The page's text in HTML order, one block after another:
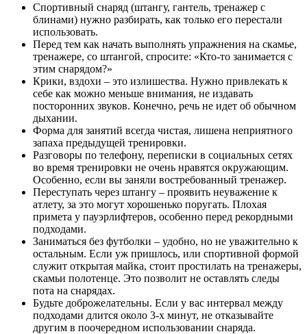
Спортивный снаряд (штангу, гантель, тренажер с
блинами) нужно разбирать, как только его перестали
использовать.
Перед тем как начать выполнять упражнения на скамье,
тренажере, со штангой, спросите: «Кто-то занимается с
этим снарядом?»
Крики, вздохи – это излишества. Нужно привлекать к
себе как можно меньше внимания, не издавать
посторонних звуков. Конечно, речь не идет об обычном
дыхании.
Форма для занятий всегда чистая, лишена неприятного
запаха предыдущей тренировки.
Разговоры по телефону, переписки в социальных сетях
во время тренировки не очень нравятся окружающим.
Особенно, если вы заняли востребованный тренажер.
Переступать через штангу – проявить неуважение к
атлету, за это могут хорошенько поругать. Плохая
примета у пауэрлифтеров, особенно перед рекордными
подходами.
Заниматься без футболки – удобно, но не уважительно к
остальным. Если уж пришлось, или спортивной формой
служит открытая майка, стоит простилать на тренажеры,
скамьи полотенце. Это позволит не оставлять следы
пота на снарядах.
Будьте доброжелательны. Если у вас интервал между
подходами длится около 3-х минут, не отказывайте
другим в поочередном использовании снаряда.